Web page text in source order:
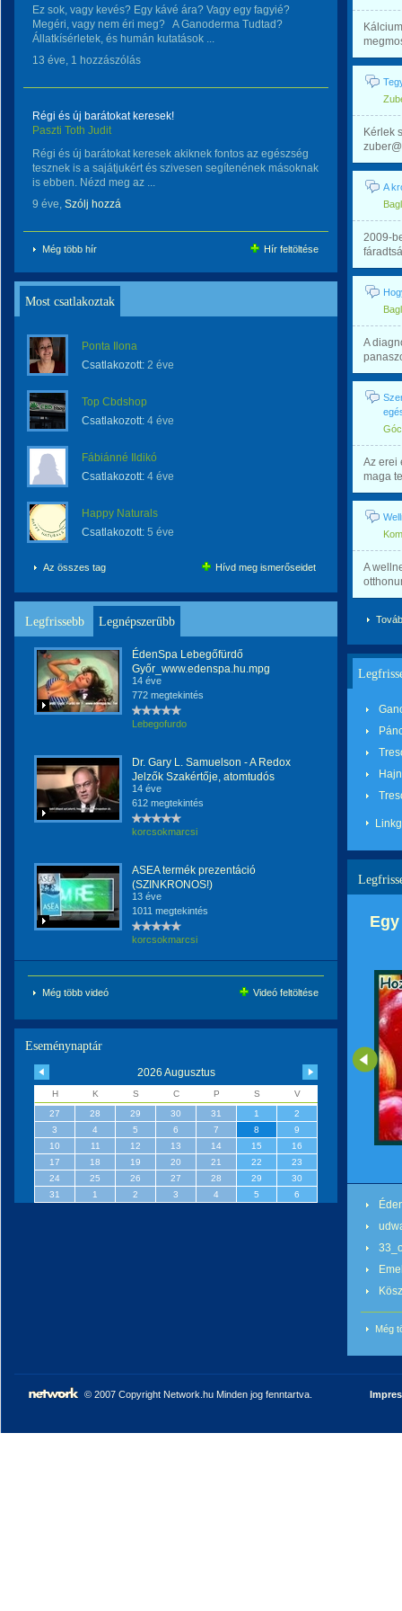
Ez sok, vagy kevés? Egy kávé ára? Vagy egy fagyié?
Megéri, vagy nem éri meg? A Ganoderma Tudtad?
Állatkísérletek, és humán kutatások ...
13 éve, 1 hozzászólás
Régi és új barátokat keresek!
Paszti Toth Judit
Régi és új barátokat keresek akiknek fontos az egészség
tesznek is a sajátjukért és szivesen segítenének másoknak
is ebben. Nézd meg az ...
9 éve, Szólj hozzá
Még több hír Hír feltöltése
Most csatlakoztak
Ponta Ilona
Csatlakozott: 2 éve
Top Cbdshop
Csatlakozott: 4 éve
Fábiánné Ildikó
Csatlakozott: 4 éve
Happy Naturals
Csatlakozott: 5 éve
Az összes tag Hívd meg ismerőseidet
Legfrissebb Legnépszerűbb
ÉdenSpa Lebegőfürdő
Győr_www.edenspa.hu.mpg
14 éve
772 megtekintés
Lebegofurdo
Dr. Gary L. Samuelson - A Redox
Jelzők Szakértője, atomtudós
14 éve
612 megtekintés
korcsokmarcsi
ASEA termék prezentáció
(SZINKRONOS!)
13 éve
1011 megtekintés
korcsokmarcsi
Még több videó Videó feltöltése
Eseménynaptár
2026 Augusztus
H K S C P S
V
27
28 29 30 31 1
2
3
4 5 6 7 8
9
10
11 12 13 14 15
16
17
18 19 20 21 22
23
24
25 26 27 28 29
30
31
1 2 3 4 5 6
Kérlek
A
2009-
A
Az erei
maga
A
Még
© 2007 Copyright Network.hu Minden jog fenntartva.